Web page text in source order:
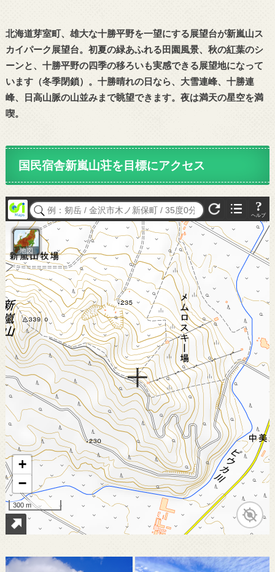
北海道芽室町、雄大な十勝平野を一望にする展望台が新嵐山ス
カイパーク展望台。初夏の緑あふれる田園風景、秋の紅葉のシ
ーンと、十勝平野の四季の移ろいも実感できる展望地になって
います（冬季閉鎖）。十勝晴れの日なら、大雪連峰、十勝連
峰、日高山脈の山並みまで眺望できます。夜は満天の星空を満
喫。
国民宿舎新嵐山荘を目標にアクセス